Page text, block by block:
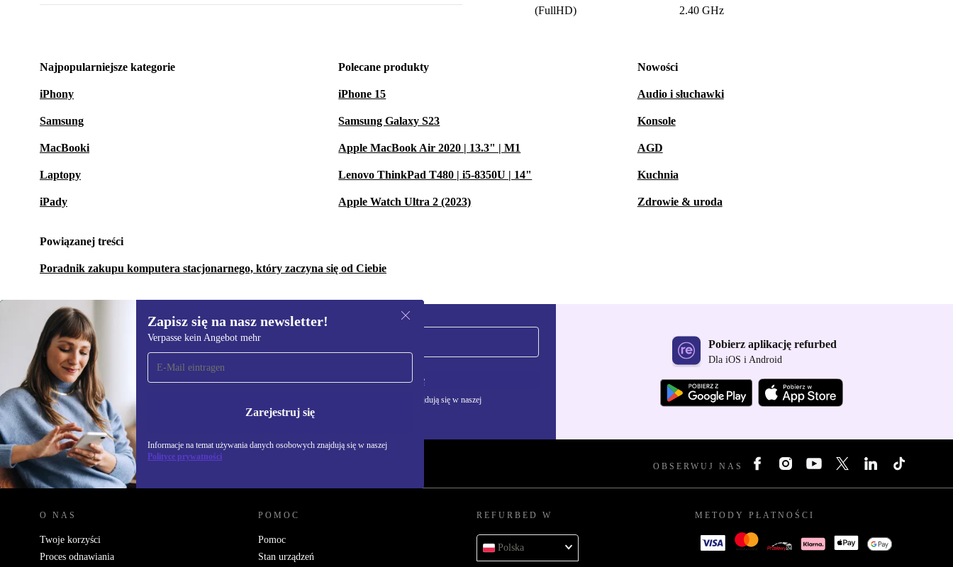
(FullHD)
2.40 GHz
Najpopularniejsze kategorie
iPhony
Samsung
MacBooki
Laptopy
iPady
Polecane produkty
iPhone 15
Samsung Galaxy S23
Apple MacBook Air 2020 | 13.3" | M1
Lenovo ThinkPad T480 | i5-8350U | 14"
Apple Watch Ultra 2 (2023)
Nowości
Audio i słuchawki
Konsole
AGD
Kuchnia
Zdrowie & uroda
Powiązanej treści
Poradnik zakupu komputera stacjonarnego, który zaczyna się od Ciebie
Zapisz się na nasz newsletter!
Verpasse kein Angebot mehr
Zarejestruj się
Informacje na temat używania danych osobowych znajdują się w naszej
Polityce prywatności
Zapisz się na nasz
newsletter!
Nie przegap żadnej oferty.
Zarejestruj się
Informacje na temat używania danych osobowych znajdują się w naszej
Polityce prywatności
Pobierz aplikację refurbed
Dla iOS i Android
REFURBED POLSKA - RETHINK NEW. OBSERWUJ NAS
O NAS
Twoje korzyści
Proces odnawiania
POMOC
Pomoc
Stan urządzeń
REFURBED W
Polska
METODY PŁATNOŚCI